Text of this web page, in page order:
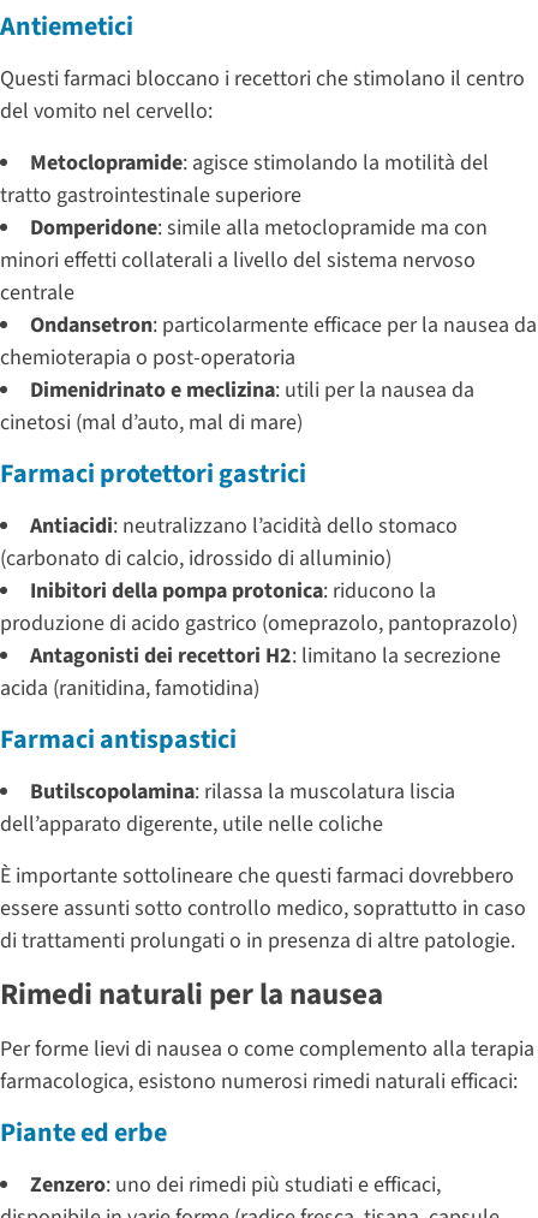
Antiemetici
Questi farmaci bloccano i recettori che stimolano il centro
del vomito nel cervello:
Metoclopramide: agisce stimolando la motilità del
tratto gastrointestinale superiore
Domperidone: simile alla metoclopramide ma con
minori effetti collaterali a livello del sistema nervoso
centrale
Ondansetron: particolarmente efficace per la nausea da
chemioterapia o post-operatoria
Dimenidrinato e meclizina: utili per la nausea da
cinetosi (mal d’auto, mal di mare)
Farmaci protettori gastrici
Antiacidi: neutralizzano l’acidità dello stomaco
(carbonato di calcio, idrossido di alluminio)
Inibitori della pompa protonica: riducono la
produzione di acido gastrico (omeprazolo, pantoprazolo)
Antagonisti dei recettori H2: limitano la secrezione
acida (ranitidina, famotidina)
Farmaci antispastici
Butilscopolamina: rilassa la muscolatura liscia
dell’apparato digerente, utile nelle coliche
È importante sottolineare che questi farmaci dovrebbero
essere assunti sotto controllo medico, soprattutto in caso
di trattamenti prolungati o in presenza di altre patologie.
Rimedi naturali per la nausea
Per forme lievi di nausea o come complemento alla terapia
farmacologica, esistono numerosi rimedi naturali efficaci:
Piante ed erbe
Zenzero: uno dei rimedi più studiati e efficaci,